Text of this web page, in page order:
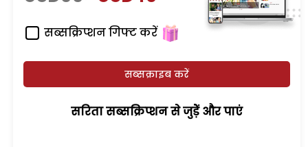
सब्सक्रिप्शन गिफ्ट करें
सब्सक्राइब करें
सरिता सब्सक्रिप्शन से जुड़ेें और पाएं